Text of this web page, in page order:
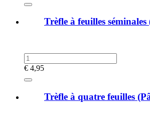
Trèfle à feuilles séminales
€ 4,95
Trèfle à quatre feuilles